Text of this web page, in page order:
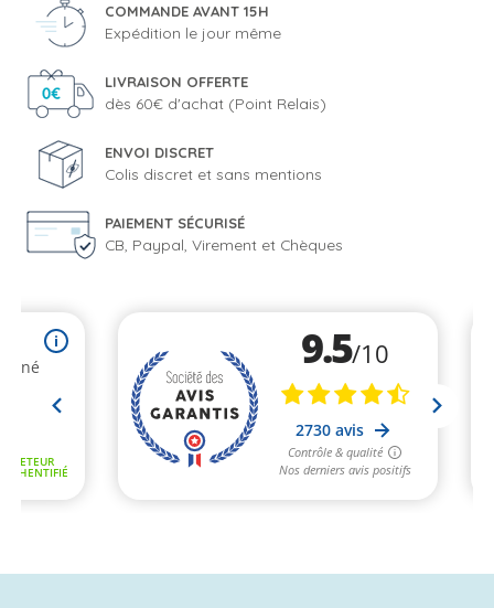
COMMANDE AVANT 15H
Expédition le jour même
LIVRAISON OFFERTE
dès 60€ d'achat (Point Relais)
ENVOI DISCRET
Colis discret et sans mentions
PAIEMENT SÉCURISÉ
CB, Paypal, Virement et Chèques